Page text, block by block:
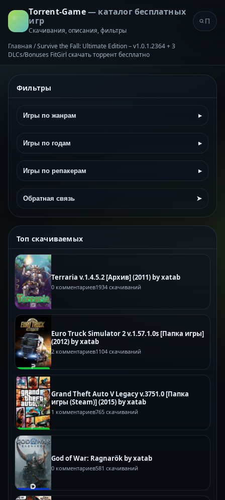
Torrent-Game— каталог бесплатных
игр
Скачивания, описания, фильтры
Главная /Survive the Fall: Ultimate Edition – v1.0.1.2364 + 3
DLCs/Bonuses FitGirl скачать торрент бесплатно
Фильтры
Игры по жанрам ▸
Игры по годам ▸
Игры по репакерам ▸
Обратная связь ➤
Топ скачиваемых
Terraria v.1.4.5.2 [Архив] (2011) by xatab
0 комментариев1934 скачиваний
Euro Truck Simulator 2 v.1.57.1.0s [Папка игры]
(2012) by xatab
2 комментариев1104 скачиваний
Grand Theft Auto V Legacy v.3751.0 [Папка
игры (Steam)] (2015) by xatab
1 комментариев765 скачиваний
God of War: Ragnarök by xatab
0 комментариев581 скачиваний